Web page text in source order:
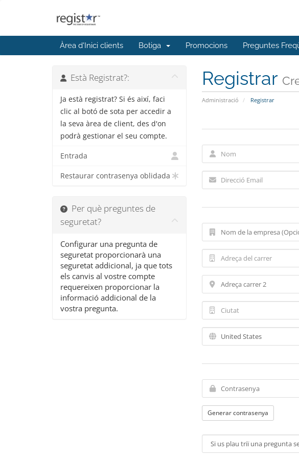
Àrea d'Inici clients Botiga Promocions Preguntes
Registrar
Administració Registrar
Està Registrat?:
Ja està registrat? Si és així, faci
clic al botó de sota per accedir a
la seva àrea de client, des d'on
podrà gestionar el seu compte.
Entrada
Restaurar contrasenya oblidada
Generar contrasenya
Per què preguntes de
seguretat?
Configurar una pregunta de
seguretat proporcionarà una
seguretat addicional, ja que tots
els canvis al vostre compte
requereixen proporcionar la
informació addicional de la
vostra pregunta.